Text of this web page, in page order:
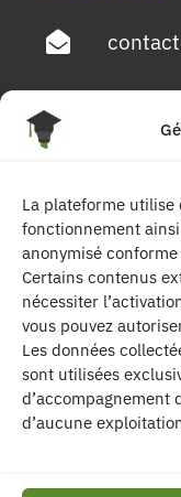
La plateforme utilise
fonctionnement
anonymisé
Certains contenus
nécessiter
vous pouvez
Les données
sont utilisées
d’accompagnement
d’aucune
4 Rue
| Les